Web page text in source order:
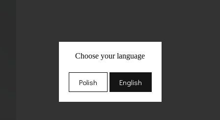
Choose your language
Polish English